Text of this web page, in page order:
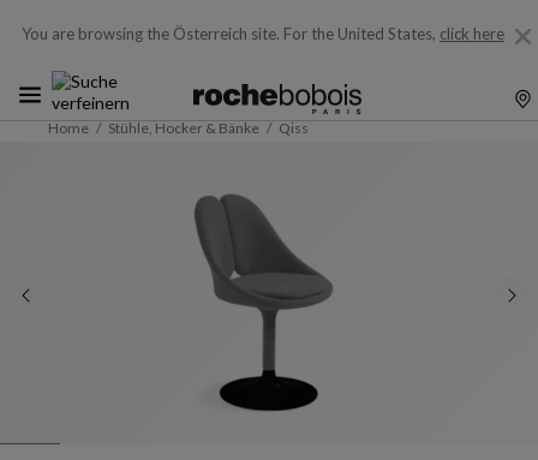
You are browsing the Österreich site. For the United States, click here
Home Stühle, Hocker & Bänke Qiss